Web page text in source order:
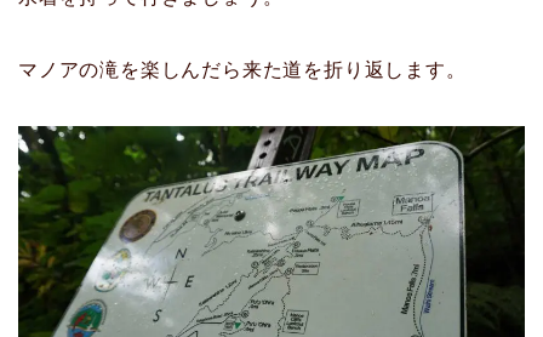
マノアの滝を楽しんだら来た道を折り返します。